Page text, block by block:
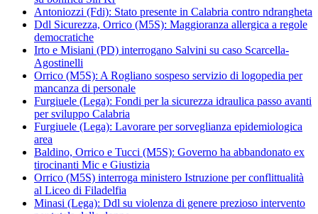
Antoniozzi (Fdi): Stato presente in Calabria contro ndrangheta
Ddl Sicurezza, Orrico (M5S): Maggioranza allergica a regole
democratiche
Irto e Misiani (PD) interrogano Salvini su caso Scarcella-
Agostinelli
Orrico (M5S): A Rogliano sospeso servizio di logopedia per
mancanza di personale
Furgiuele (Lega): Fondi per la sicurezza idraulica passo avanti
per sviluppo Calabria
Furgiuele (Lega): Lavorare per sorveglianza epidemiologica
area
Baldino, Orrico e Tucci (M5S): Governo ha abbandonato ex
tirocinanti Mic e Giustizia
Orrico (M5S) interroga ministero Istruzione per conflittualità
al Liceo di Filadelfia
Minasi (Lega): Ddl su violenza di genere prezioso intervento